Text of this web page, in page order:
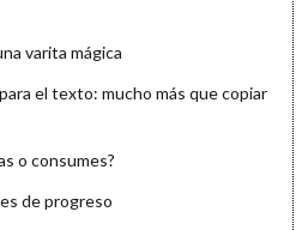
varita mágica
el texto: mucho más que copiar
o consumes?
de progreso